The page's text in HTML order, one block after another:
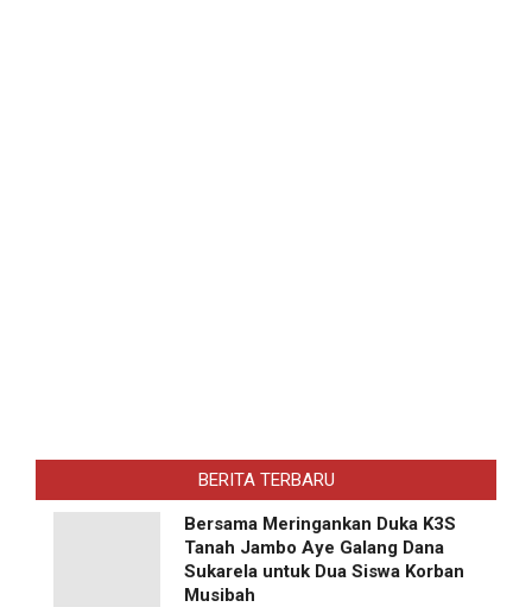
BERITA TERBARU
Bersama Meringankan Duka K3S
Tanah Jambo Aye Galang Dana
Sukarela untuk Dua Siswa Korban
Musibah